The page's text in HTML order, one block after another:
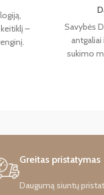
–
į
Savybės
antgaliai
sukimo
Greitas pristatymas
Daugumą siuntų